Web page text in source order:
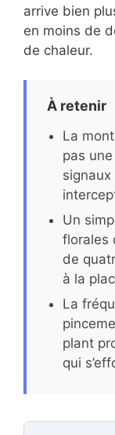
arrive bien
en moins de
de chaleur.
À retenir
La
pas
signaux
Un
florales
de
à la
La
plant
qui